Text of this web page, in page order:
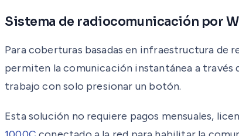
Sistema de radiocomunicación por
Para coberturas basadas en infraestructura de
permiten la comunicación instantánea a través
trabajo con solo presionar un botón.
Esta solución no requiere pagos mensuales,